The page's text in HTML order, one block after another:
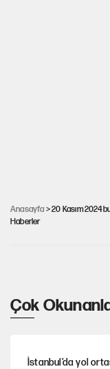
Anasayfa > 20 Kasım 2024
Haberler
Akrep'ten
yorumları...
Çok
İstanbul’da yol